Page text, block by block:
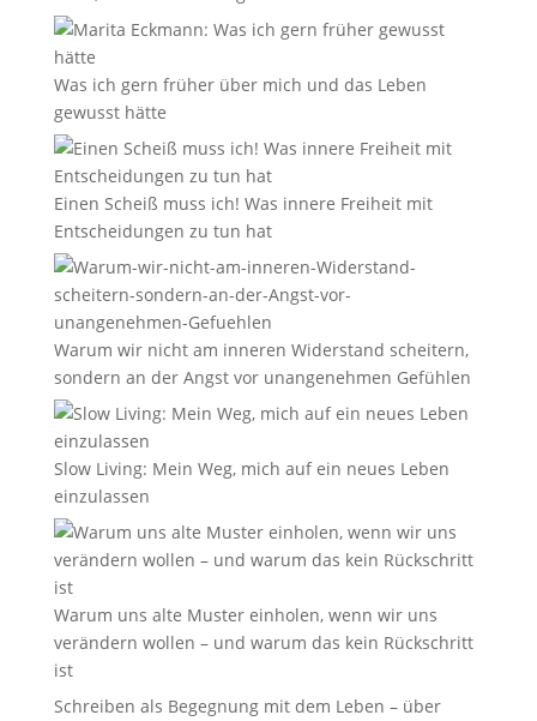
Was ich gern früher über mich und das Leben
gewusst hätte
Einen Scheiß muss ich! Was innere Freiheit mit
Entscheidungen zu tun hat
Warum wir nicht am inneren Widerstand scheitern,
sondern an der Angst vor unangenehmen Gefühlen
Slow Living: Mein Weg, mich auf ein neues Leben
einzulassen
Warum uns alte Muster einholen, wenn wir uns
verändern wollen – und warum das kein Rückschritt
ist
Schreiben als Begegnung mit dem Leben – über